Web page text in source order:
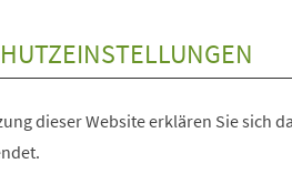
dieser Website erklären Sie sich